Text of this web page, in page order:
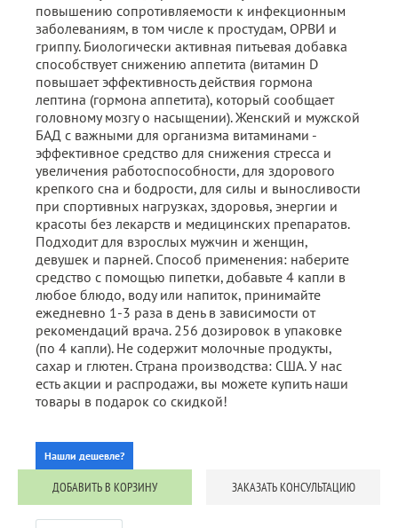
повышению сопротивляемости к инфекционным
заболеваниям, в том числе к простудам, ОРВИ и
гриппу. Биологически активная питьевая добавка
способствует снижению аппетита (витамин D
повышает эффективность действия гормона
лептина (гормона аппетита), который сообщает
головному мозгу о насыщении). Женский и мужской
БАД с важными для организма витаминами -
эффективное средство для снижения стресса и
увеличения работоспособности, для здорового
крепкого сна и бодрости, для силы и выносливости
при спортивных нагрузках, здоровья, энергии и
красоты без лекарств и медицинских препаратов.
Подходит для взрослых мужчин и женщин,
девушек и парней. Способ применения: наберите
средство с помощью пипетки, добавьте 4 капли в
любое блюдо, воду или напиток, принимайте
ежедневно 1-3 раза в день в зависимости от
рекомендаций врача. 256 дозировок в упаковке
(по 4 капли). Не содержит молочные продукты,
сахар и глютен. Страна производства: США. У нас
есть акции и распродажи, вы можете купить наши
товары в подарок со скидкой!
Нашли дешевле?
ДОБАВИТЬ В КОРЗИНУ ЗАКАЗАТЬ КОНСУЛЬТАЦИЮ